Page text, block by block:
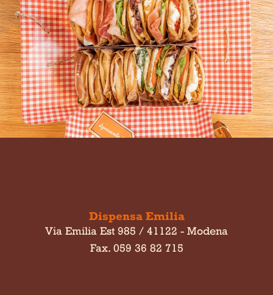
Dispensa Emilia
Via Emilia Est 985 / 41122 - Modena
Fax. 059 36 82 715